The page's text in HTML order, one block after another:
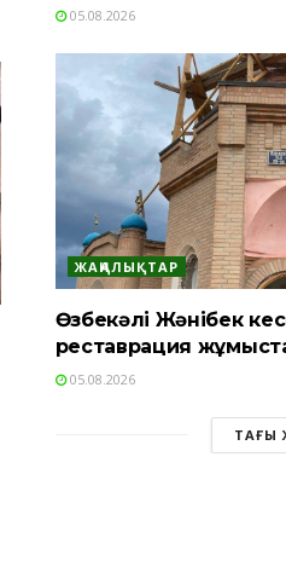
05.08.2026
ЖАҢАЛЫҚТАР
Өзбекәлі Жәнібек
реставрация
05.08.2026
ТАҒЫ